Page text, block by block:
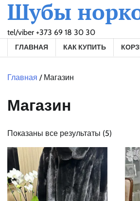
Skip
content
Шубы
tel/viber +373 69 18 30 30
ГЛАВНАЯ КАК КУПИТЬ
Главная / Магазин
Магазин
Показаны все результаты (5)